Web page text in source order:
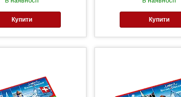
Купити Купити